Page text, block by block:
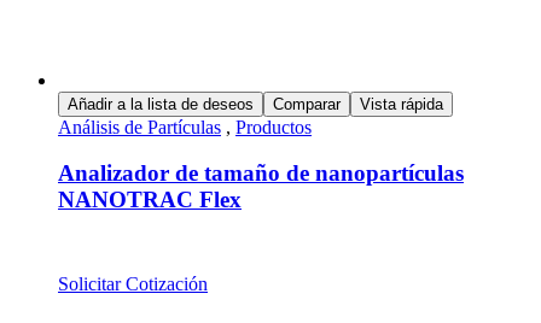
Añadir a la lista de deseos Comparar Vista rápida
Análisis de Partículas , Productos
Analizador de tamaño de nanopartículas
NANOTRAC Flex
Solicitar Cotización